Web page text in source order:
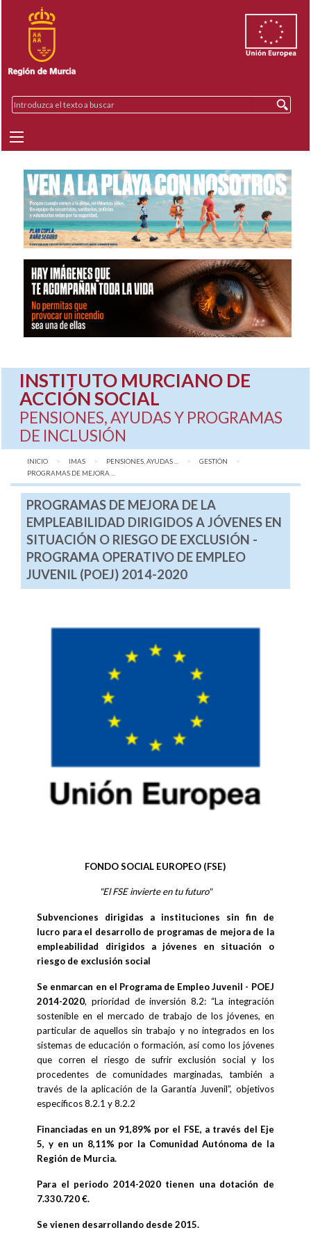
INSTITUTO MURCIANO DE
ACCIÓN SOCIAL
PENSIONES, AYUDAS Y PROGRAMAS
DE INCLUSIÓN
INICIO IMAS PENSIONES, AYUDAS ...
GESTIÓN
AQUÍ:
PROGRAMAS DE MEJORA ...
PROGRAMAS DE MEJORA DE LA
EMPLEABILIDAD DIRIGIDOS A JÓVENES EN
SITUACIÓN O RIESGO DE EXCLUSIÓN -
PROGRAMA OPERATIVO DE EMPLEO
JUVENIL (POEJ) 2014-2020
FONDO SOCIAL EUROPEO (FSE)
"El FSE invierte en tu futuro"
Subvenciones dirigidas a instituciones sin fin de
lucro para el desarrollo de programas de mejora de la
empleabilidad dirigidos a jóvenes en situación o
riesgo de exclusión social
Se enmarcan en el Programa de Empleo Juvenil - POEJ
2014-2020, prioridad de inversión 8.2: “La integración
sostenible en el mercado de trabajo de los jóvenes, en
particular de aquellos sin trabajo y no integrados en los
sistemas de educación o formación, así como los jóvenes
que corren el riesgo de sufrir exclusión social y los
procedentes de comunidades marginadas, también a
través de la aplicación de la Garantía Juvenil”, objetivos
específicos 8.2.1 y 8.2.2
Financiadas en un 91,89% por el FSE, a través del Eje
5, y en un 8,11% por la Comunidad Autónoma de la
Región de Murcia.
Para el periodo 2014-2020 tienen una dotación de
7.330.720 €.
Se vienen desarrollando desde 2015.